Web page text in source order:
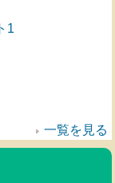
1
一覧を見る